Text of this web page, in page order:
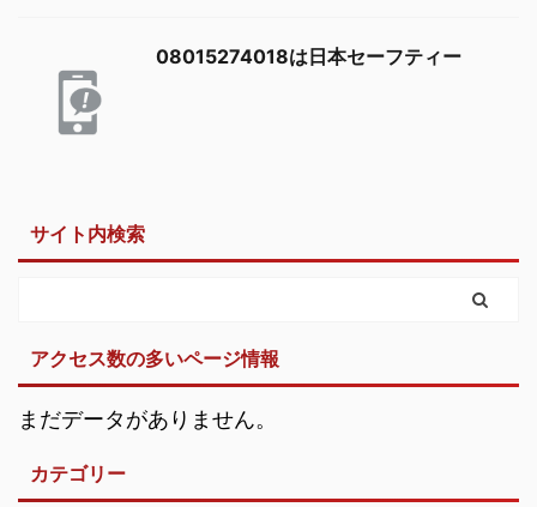
08015274018は日本セーフティー
サイト内検索
アクセス数の多いページ情報
まだデータがありません。
カテゴリー